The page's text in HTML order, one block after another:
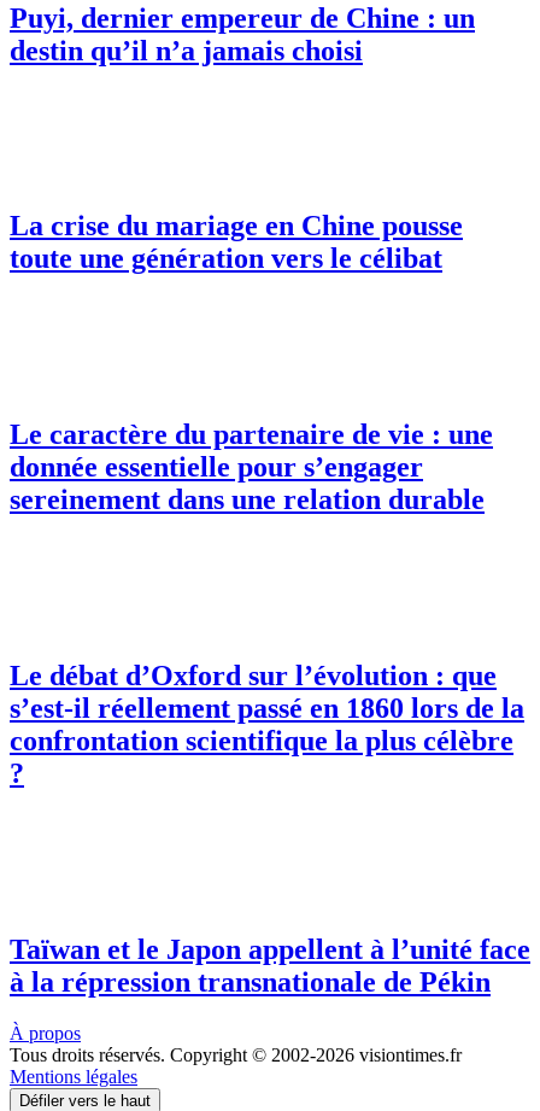
Puyi, dernier empereur de Chine : un
destin qu’il n’a jamais choisi
La crise du mariage en Chine pousse
toute une génération vers le célibat
Le caractère du partenaire de vie : une
donnée essentielle pour s’engager
sereinement dans une relation durable
Le débat d’Oxford sur l’évolution : que
s’est-il réellement passé en 1860 lors de la
confrontation scientifique la plus célèbre
?
Taïwan et le Japon appellent à l’unité face
à la répression transnationale de Pékin
À propos
Tous droits réservés. Copyright © 2002-2026 visiontimes.fr
Mentions légales
Défiler vers le haut